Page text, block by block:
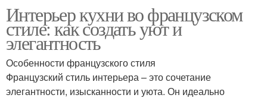
Интерьер кухни во французском
стиле: как создать уют и
элегантность
Особенности французского стиля
Французский стиль интерьера – это сочетание
элегантности, изысканности и уюта. Он идеально